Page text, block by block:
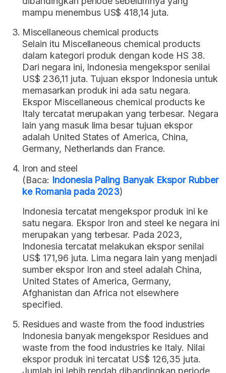
mampu menembus US$ 418,14 juta.
Miscellaneous chemical products
Selain itu Miscellaneous chemical products
dalam kategori produk dengan kode HS 38.
Dari negara ini, Indonesia mengekspor senilai
US$ 236,11 juta. Tujuan ekspor Indonesia untuk
memasarkan produk ini ada satu negara.
Ekspor Miscellaneous chemical products ke
Italy tercatat merupakan yang terbesar. Negara
lain yang masuk lima besar tujuan ekspor
adalah United States of America, China,
Germany, Netherlands dan France.
Iron and steel
(Baca: Indonesia Paling Banyak Ekspor Rubber
ke Romania pada 2023)
Indonesia tercatat mengekspor produk ini ke
satu negara. Ekspor Iron and steel ke negara ini
merupakan yang terbesar. Pada 2023,
Indonesia tercatat melakukan ekspor senilai
US$ 171,96 juta. Lima negara lain yang menjadi
sumber ekspor Iron and steel adalah China,
United States of America, Germany,
Afghanistan dan Africa not elsewhere
specified.
Residues and waste from the food industries
Indonesia banyak mengekspor Residues and
waste from the food industries ke Italy. Nilai
ekspor produk ini tercatat US$ 126,35 juta.
Jumlah ini lebih rendah dibandingkan periode